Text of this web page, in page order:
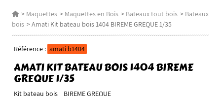
> Maquettes > Maquettes en Bois > Bateaux tout bois > Bateaux
bois >Amati Kit bateau bois 1404 BIREME GREQUE 1/35
Référence : amati b1404
AMATI KIT BATEAU BOIS 1404 BIREME
GREQUE 1/35
Kit bateau bois BIREME GREQUE